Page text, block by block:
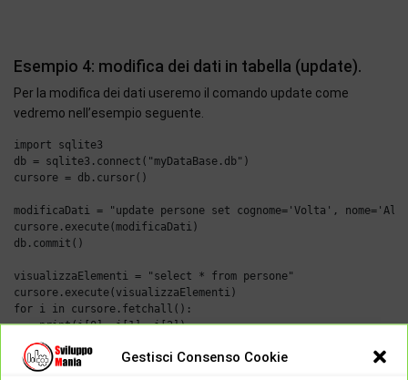
Gestisci Consenso Cookie
Esempio 4: modifica dei dati in tabella (update).
Per la modifica dei dati useremo il comando update come
vedremo nell’esempio seguente.
import sqlite3
db = sqlite3.connect("myDataBase.db")
cursore = db.cursor()
modificaDati = "update persone set cognome='Volta',
cursore.execute(modificaDati)
db.commit()
visualizzaElementi = "select * from persone"
cursore.execute(visualizzaElementi)
for i in cursore.fetchall():
In Fig 3. si può vedere il database aggiornato.